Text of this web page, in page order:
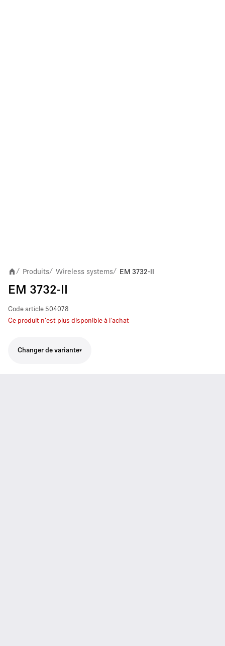
/ Produits/ Wireless systems/ EM 3732-II
EM 3732-II
Code article 504078
Ce produit n'est plus disponible à l'achat
Changer de variante